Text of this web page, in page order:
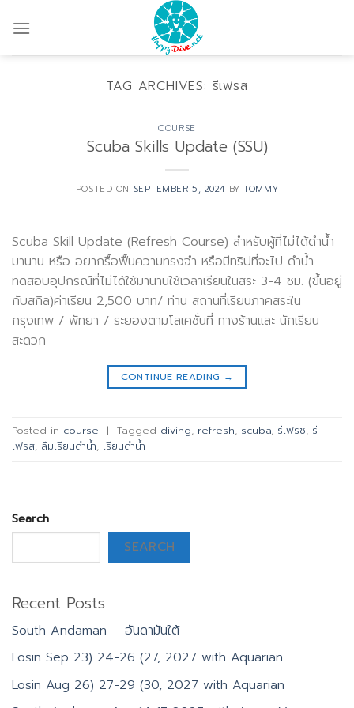
TAG ARCHIVES: รีเฟรส
COURSE
Scuba Skills Update (SSU)
POSTED ON SEPTEMBER 5, 2024 BYTOMMY
Scuba Skill Update (Refresh Course) สำหรับผู้ที่ไม่ได้ดำน้ำ
มานาน หรือ อยากรื้อฟื้นความทรงจำ หรือมีทริปที่จะไป ดำน้ำ
ทดสอบอุปกรณ์ที่ไม่ได้ใช้มานานใช้เวลาเรียนในสระ 3-4 ชม. (ขึ้นอยู่
กับสกิล)ค่าเรียน 2,500 บาท/ ท่าน สถานที่เรียนภาคสระใน
กรุงเทพ / พัทยา / ระยองตามโลเคชั่นที่ ทางร้านและ นักเรียน
สะดวก
CONTINUE READING →
Posted in course | Tagged diving, refresh, scuba, รีเฟรช, รี
เฟรส, ลืมเรียนดำน้ำ, เรียนดำน้ำ
Search
SEARCH
Recent Posts
South Andaman – อันดามันใต้
Losin Sep 23) 24-26 (27, 2027 with Aquarian
Losin Aug 26) 27-29 (30, 2027 with Aquarian